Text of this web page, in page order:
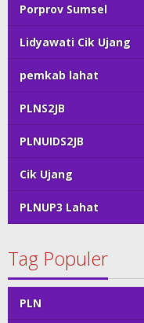
Porprov Sumsel
Lidyawati Cik Ujang
pemkab lahat
PLNS2JB
PLNUIDS2JB
Cik Ujang
PLNUP3 Lahat
Tag Populer
PLN